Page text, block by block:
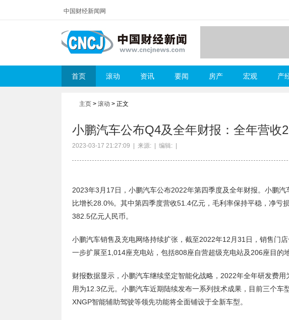
中国财经新闻网
首页 滚动 资讯 要闻 房产 宏观 产
主页 > 滚动 > 正文
小鹏汽车公布Q4及全年财报：全年营收
2023-03-17 21:27:09 | 来源: | 编辑: |
2023年3月17日，小鹏汽车公布2022年第四季度及全年财报。小鹏
比增长28.0%。其中第四季度营收51.4亿元，毛利率保持平稳，净亏
382.5亿元人民币。
小鹏汽车销售及充电网络持续扩张，截至2022年12月31日，销售门
一步扩展至1,014座充电站，包括808座自营超级充电站及206座目的地
财报数据显示，小鹏汽车继续坚定智能化战略，2022年全年研发费
用为12.3亿元。小鹏汽车近期陆续发布一系列技术成果，目前三个车
XNGP智能辅助驾驶等领先功能将全面铺设于全新车型。